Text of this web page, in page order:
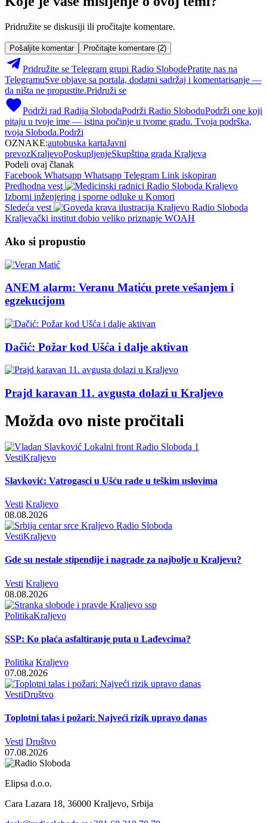
Pridružite se diskusiji ili pročitajte komentare.
Pošaljite komentar Pročitajte komentare (2)
Pridružite se Telegram grupi Radio SlobodePratite nas na
TelegramuSve objave sa portala, dodatni sadržaj i komentarisanje —
da ništa ne propustite.Pridruži se
Podrži rad Radija SlobodaPodrži Radio SloboduPodrži one koji
pitaju u tvoje ime — istina počinje u tvome gradu. Tvoja podrška,
tvoja Sloboda.Podrži
OZNAKE:autobuska kartaJavni
prevozKraljevoPoskupljenjeSkupština grada Kraljeva
Podeli ovaj članak
Facebook Whatsapp Whatsapp Telegram Link iskopiran
Predhodna vest
Izborni inženjering i sporne odluke u Komori
Sledeća vest
Kraljevački institut dobio veliko priznanje WOAH
Ako si propustio
ANEM alarm: Veranu Matiću prete vešanjem i
egzekucijom
Dačić: Požar kod Ušća i dalje aktivan
Prajd karavan 11. avgusta dolazi u Kraljevo
Možda ovo niste pročitali
VestiKraljevo
Slavković: Vatrogasci u Ušću rade u teškim uslovima
Vesti Kraljevo
08.08.2026
VestiKraljevo
Gde su nestale stipendije i nagrade za najbolje u Kraljevu?
Vesti Kraljevo
08.08.2026
PolitikaKraljevo
SSP: Ko plaća asfaltiranje puta u Lađevcima?
Politika Kraljevo
07.08.2026
VestiDruštvo
Toplotni talas i požari: Najveći rizik upravo danas
Vesti Društvo
07.08.2026
Elipsa d.o.o.
Cara Lazara 18, 36000 Kraljevo, Srbija